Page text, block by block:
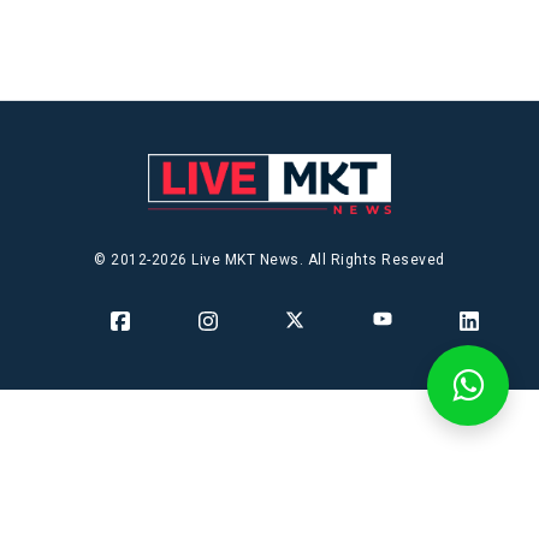
© 2012-2026 Live MKT News. All Rights Reseved